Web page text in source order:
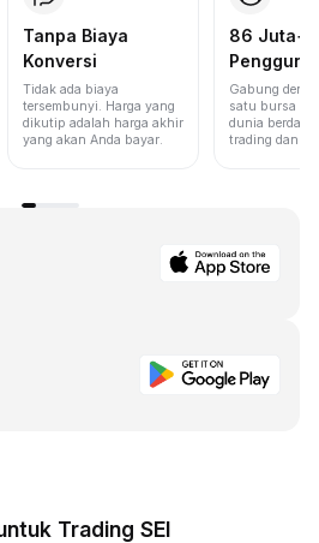
Tanpa Biaya
Konversi
Tidak ada biaya
tersembunyi. Harga yang
dikutip adalah harga akhir
yang akan Anda bayar.
86 Juta+
Pengguna
Gabung
satu bursa
dunia
trading dan
Trading SEI